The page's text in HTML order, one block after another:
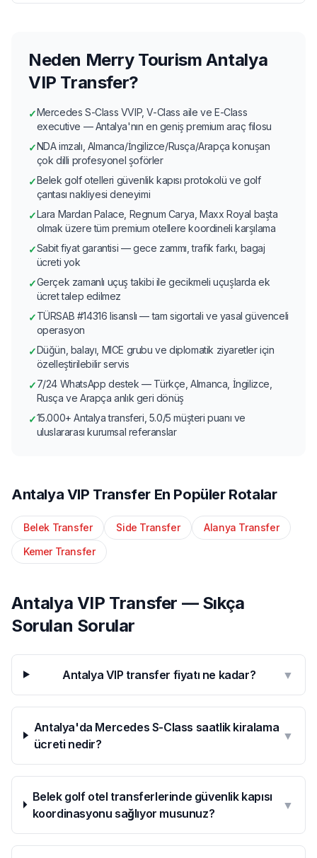
Neden Merry Tourism Antalya
VIP Transfer?
✓Mercedes S-Class VVIP, V-Class aile ve E-Class
executive — Antalya'nın en geniş premium araç filosu
✓NDA imzalı, Almanca/İngilizce/Rusça/Arapça konuşan
çok dilli profesyonel şoförler
✓Belek golf otelleri güvenlik kapısı protokolü ve golf
çantası nakliyesi deneyimi
✓Lara Mardan Palace, Regnum Carya, Maxx Royal başta
olmak üzere tüm premium otellere koordineli karşılama
✓Sabit fiyat garantisi — gece zammı, trafik farkı, bagaj
ücreti yok
✓Gerçek zamanlı uçuş takibi ile gecikmeli uçuşlarda ek
ücret talep edilmez
✓TÜRSAB #14316 lisanslı — tam sigortali ve yasal güvenceli
operasyon
✓Düğün, balayı, MICE grubu ve diplomatik ziyaretler için
özelleştirilebilir servis
✓7/24 WhatsApp destek — Türkçe, Almanca, İngilizce,
Rusça ve Arapça anlık geri dönüş
✓15.000+ Antalya transferi, 5.0/5 müşteri puanı ve
uluslararası kurumsal referanslar
Antalya VIP Transfer En Popüler Rotalar
Belek Transfer Side Transfer
Alanya Transfer
Kemer Transfer
Antalya VIP Transfer — Sıkça
Sorulan Sorular
Antalya VIP transfer fiyatı ne kadar? ▼
Antalya'da Mercedes S-Class saatlik kiralama
ücreti nedir?
▼
Belek golf otel transferlerinde güvenlik kapısı
koordinasyonu sağlıyor musunuz?
▼